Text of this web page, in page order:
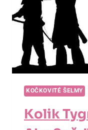
KOČKOVITÉ ŠELMY
Kolik